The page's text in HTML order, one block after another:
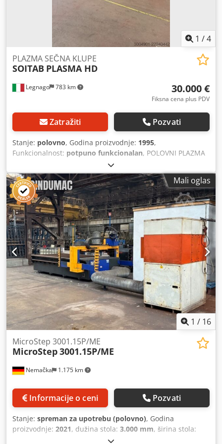
1 /4
Legnago 783 km
PLAZMA SEČNA KLUPE
SOITAB PLASMA HD
30.000 €
Fiksna cena plus PDV
Zatražiti Pozvati
Stanje: polovno, Godina proizvodnje: 1995,
Funkcionalnost: potpuno funkcionalan, POLOVNI PLAZMA
REZAČKI STO SOITAB, dimenzija 4x2 m, SA GENERATOROM
HYPERTHERM MAX 200, remontovan i sa novim CNC
upravljačem. MAKS. DEBLJINA SEČENJA 40 mm U GVOŽĐU
MAKS. DEBLJINA SEČENJA 20 mm U PROHROMU Isporučuje
se kompletno remontovan sa novim CNC upravljačem,
montaža kod kupca i obuka za rad. Rok za završetak posla
je 30/40 dana. Cena je po sistemu ključ u ruke, uključuje
korišćen filter, ali ne uključuje električne priključke i odvod
dimova od filtera do krova. Cedpfezh Dg Isx Antsrf
Mali oglas
1 / 16
Nemačka 1.175 km
MicroStep 3001.15P/ME
MicroStep3001.15P/ME
Informacije o ceni Pozvati
Stanje: spreman za upotrebu (polovno), Godina
proizvodnje: 2021, dužina stola: 3.000 mm, širina stola:
, udaljenost pomeranja ose X: